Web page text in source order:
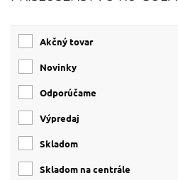
Akčný tovar
Novinky
Odporúčame
Výpredaj
Skladom
Skladom na centrále